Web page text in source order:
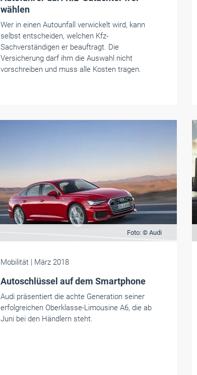
wählen
Wer in einen Autounfall verwickelt wird, kann
selbst entscheiden, welchen Kfz-
Sachverständigen er beauftragt. Die
Versicherung darf ihm die Auswahl nicht
vorschreiben und muss alle Kosten tragen.
Foto: © Audi
Mobilität | März 2018
Autoschlüssel auf dem Smartphone
Audi präsentiert die achte Generation seiner
erfolgreichen Oberklasse-Limousine A6, die ab
Juni bei den Händlern steht.